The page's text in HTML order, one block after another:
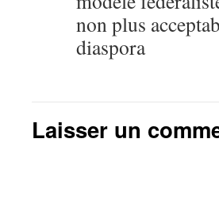
non plus
diaspora
Laisser un